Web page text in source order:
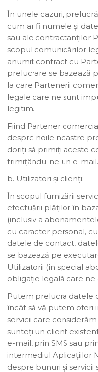
În unele cazuri,
cum ar fi numele și
sau ale contractanților
scopul comunicărilor
anumit contract cu
prelucrare se bazează
la care Partenerii
legale care ne sunt
legitim.
Fiind Partener
despre noile noastre
doriți să primiți aceste
trimițându-ne un e-mail.
b. Utilizatori și clienți:
În scopul furnizării
efectuării plăților în
(inclusiv a
cu caracter personal,
datele de contact,
se bazează pe
Utilizatorii (în special
obligație legală care ne
Putem prelucra datele
încât să vă putem oferi
servicii care
sunteți un client
e-mail, prin SMS sau
intermediul Aplicațiilor
despre bunuri și